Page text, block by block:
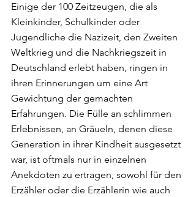
Einige der 100 Zeitzeugen, die als
Kleinkinder, Schulkinder oder
Jugendliche die Nazizeit, den Zweiten
Weltkrieg und die Nachkriegszeit in
Deutschland erlebt haben, ringen in
ihren Erinnerungen um eine Art
Gewichtung der gemachten
Erfahrungen. Die Fülle an schlimmen
Erlebnissen, an Gräueln, denen diese
Generation in ihrer Kindheit ausgesetzt
war, ist oftmals nur in einzelnen
Anekdoten zu ertragen, sowohl für den
Erzähler oder die Erzählerin wie auch